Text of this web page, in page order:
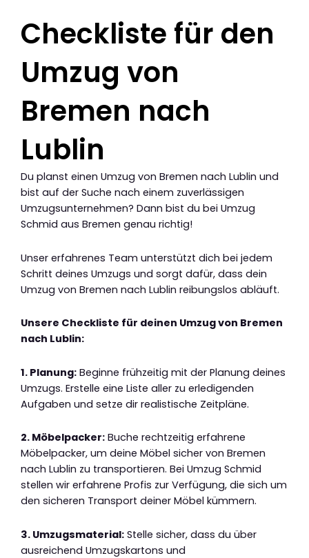
Checkliste für den
Umzug von
Bremen nach
Lublin
Du planst einen Umzug von Bremen nach Lublin und
bist auf der Suche nach einem zuverlässigen
Umzugsunternehmen? Dann bist du bei Umzug
Schmid aus Bremen genau richtig!
Unser erfahrenes Team unterstützt dich bei jedem
Schritt deines Umzugs und sorgt dafür, dass dein
Umzug von Bremen nach Lublin reibungslos abläuft.
Unsere Checkliste für deinen Umzug von Bremen
nach Lublin:
1. Planung: Beginne frühzeitig mit der Planung deines
Umzugs. Erstelle eine Liste aller zu erledigenden
Aufgaben und setze dir realistische Zeitpläne.
2. Möbelpacker: Buche rechtzeitig erfahrene
Möbelpacker, um deine Möbel sicher von Bremen
nach Lublin zu transportieren. Bei Umzug Schmid
stellen wir erfahrene Profis zur Verfügung, die sich um
den sicheren Transport deiner Möbel kümmern.
3. Umzugsmaterial: Stelle sicher, dass du über
ausreichend Umzugskartons und